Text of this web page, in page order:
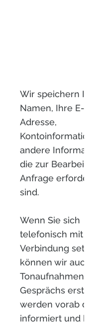
Wir speichern
Namen, Ihre E-
Adresse,
andere
die zur
Anfrage
sind.
Wenn Sie sich
telefonisch mit
Verbindung
können wir auch
Tonaufnahmen
Gesprächs
werden vorab
informiert und